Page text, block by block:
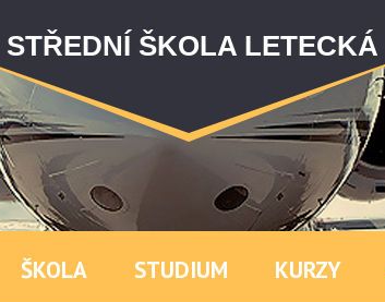
STŘEDNÍ ŠKOLA LETECKÁ
ŠKOLA STUDIUM KURZY